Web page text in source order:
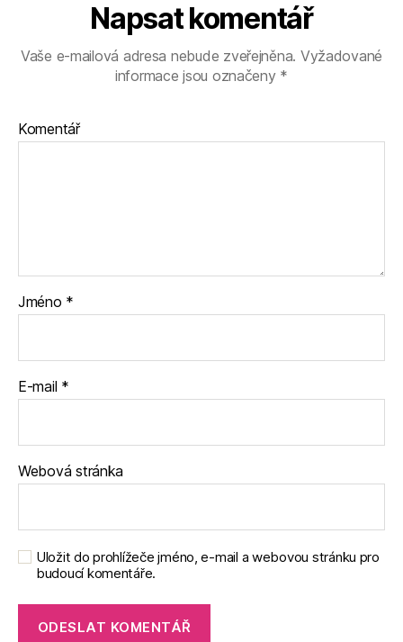
Napsat komentář
Vaše e-mailová adresa nebude zveřejněna. Vyžadované
informace jsou označeny *
Komentář
Jméno *
E-mail *
Webová stránka
Uložit do prohlížeče jméno, e-mail a webovou stránku pro
budoucí komentáře.